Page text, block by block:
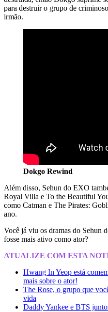
para destruir o grupo de
irmão.
Dokgo Rewind
Além disso, Sehun do EXO
Royal Villa e To the Beautiful
como Catman e The Pirates:
ano.
Você já viu os dramas do Sehun
fosse mais ativo como ator?
ATUALIZE COM ESTA
Hwang In Yeop está
mais sobre o ator!
The Rose, o grupo que
vida
Daddy Yankee e BTS